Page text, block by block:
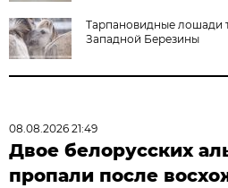
Тарпановидные лошади
Западной Березины
08.08.2026 21:49
Двое белорусских
пропали после